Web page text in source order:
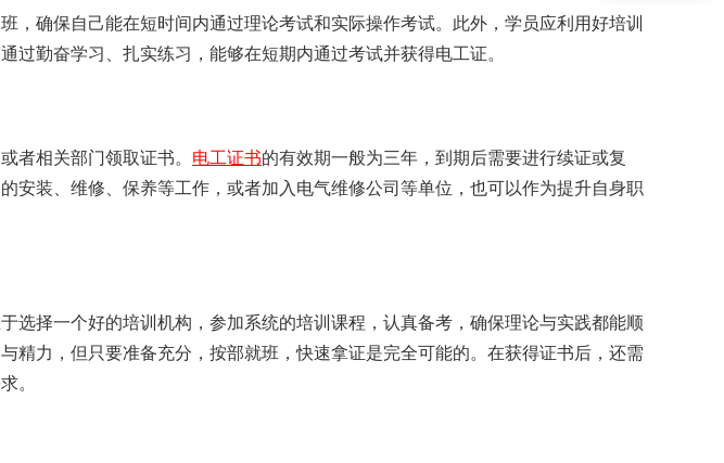
，确保自己能在短时间内通过理论考试和实际操作考试。此外，学员应利用好培训
过勤奋学习、扎实练习，能够在短期内通过考试并获得电工证。
者相关部门领取证书。 电工证书的有效期一般为三年，到期后需要进行续证或复
安装、维修、保养等工作，或者加入电气维修公司等单位，也可以作为提升自身职
选择一个好的培训机构，参加系统的培训课程，认真备考，确保理论与实践都能顺
精力，但只要准备充分，按部就班，快速拿证是完全可能的。在获得证书后，还需
。